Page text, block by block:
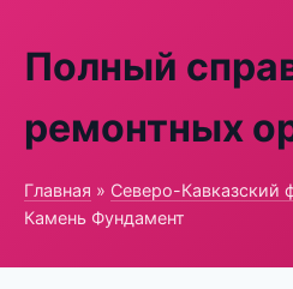
Полный
ремонтных
Главная » Северо-Кавказский
Камень Фундамент